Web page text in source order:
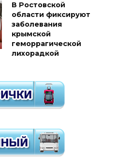
В Ростовской
области фиксируют
заболевания
крымской
геморрагической
лихорадкой